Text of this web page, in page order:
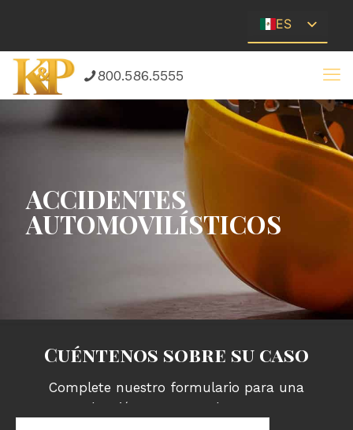
ES
EN
800.586.5555
ACCIDENTES
AUTOMOVILÍSTICOS
Cuéntenos sobre su caso
Complete nuestro formulario para una
evaluación GRATUITA de su caso.